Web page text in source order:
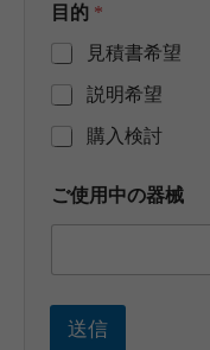
目的 *
見積書希望
説明希望
購入検討
ご使用中の器械
送信